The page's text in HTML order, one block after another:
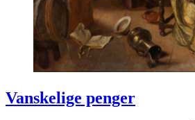
Vanskelige penger